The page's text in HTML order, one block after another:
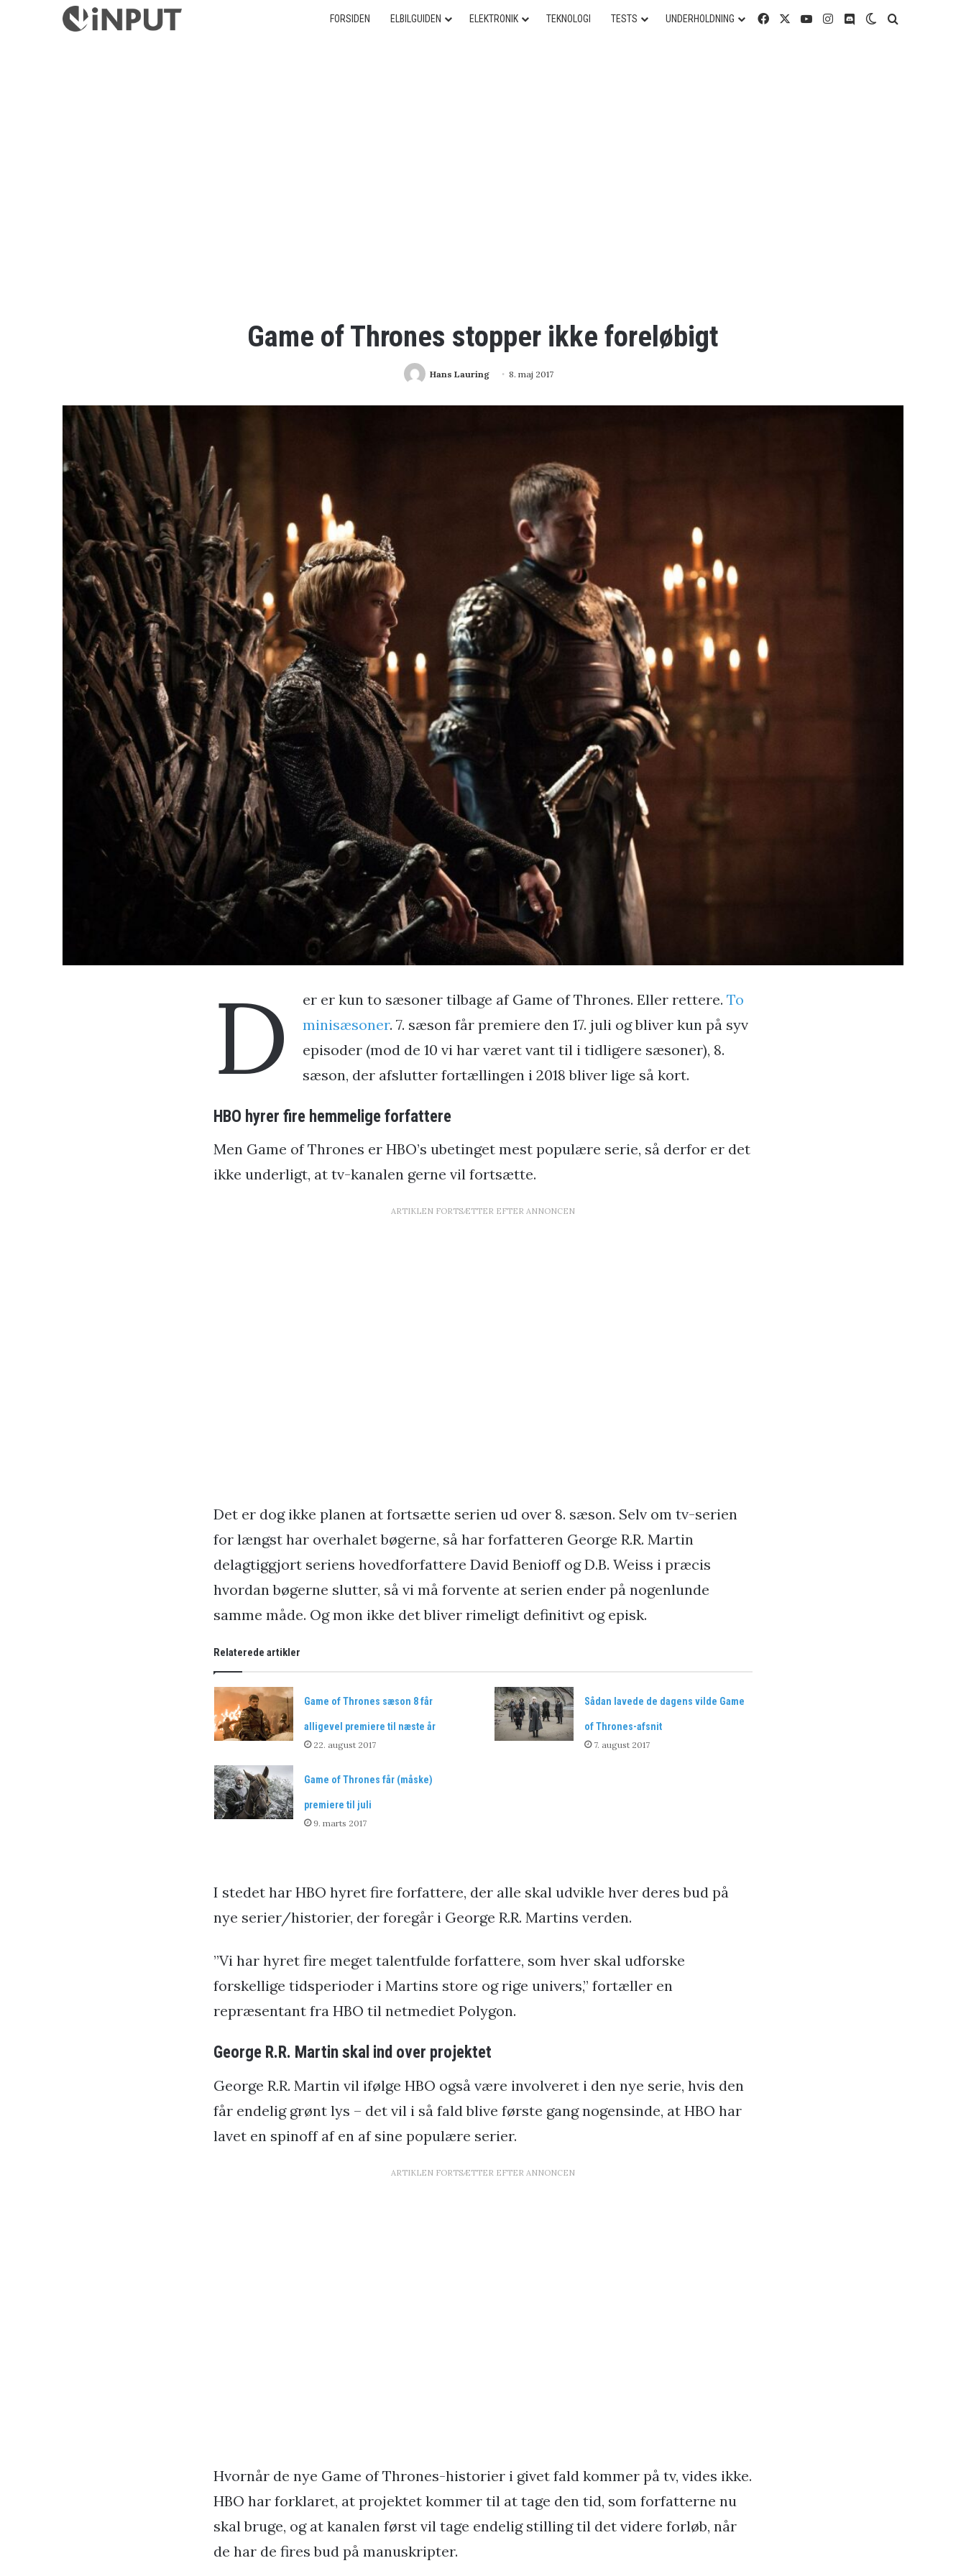
FORSIDEN ELBILGUIDEN ELEKTRONIK TEKNOLOGI TESTS UNDERHOLDNING Facebook YouTubeInstagram
DiscordSwitch skin
Game of Thrones stopper ikke foreløbigt
Hans Lauring 8. maj 2017
D er er kun to sæsoner tilbage af Game of Thrones. Eller rettere. To
minisæsoner. 7. sæson får premiere den 17. juli og bliver kun på syv
episoder (mod de 10 vi har været vant til i tidligere sæsoner), 8.
sæson, der afslutter fortællingen i 2018 bliver lige så kort.
HBO hyrer fire hemmelige forfattere
Men Game of Thrones er HBO’s ubetinget mest populære serie, så derfor er det
ikke underligt, at tv-kanalen gerne vil fortsætte.
ARTIKLEN FORTSÆTTER EFTER ANNONCEN
Det er dog ikke planen at fortsætte serien ud over 8. sæson. Selv om tv-serien
for længst har overhalet bøgerne, så har forfatteren George R.R. Martin
delagtiggjort seriens hovedforfattere David Benioff og D.B. Weiss i præcis
hvordan bøgerne slutter, så vi må forvente at serien ender på nogenlunde
samme måde. Og mon ikke det bliver rimeligt definitivt og episk.
Relaterede artikler
Game of Thrones sæson 8 får
alligevel premiere til næste år
22. august 2017
Sådan lavede de dagens vilde Game
of Thrones-afsnit
7. august 2017
Game of Thrones får (måske)
premiere til juli
9. marts 2017
I stedet har HBO hyret fire forfattere, der alle skal udvikle hver deres bud på
nye serier/historier, der foregår i George R.R. Martins verden.
”Vi har hyret fire meget talentfulde forfattere, som hver skal udforske
forskellige tidsperioder i Martins store og rige univers,” fortæller en
repræsentant fra HBO til netmediet Polygon.
George R.R. Martin skal ind over projektet
George R.R. Martin vil ifølge HBO også være involveret i den nye serie, hvis den
får endelig grønt lys – det vil i så fald blive første gang nogensinde, at HBO har
lavet en spinoff af en af sine populære serier.
ARTIKLEN FORTSÆTTER EFTER ANNONCEN
Hvornår de nye Game of Thrones-historier i givet fald kommer på tv, vides ikke.
HBO har forklaret, at projektet kommer til at tage den tid, som forfatterne nu
skal bruge, og at kanalen først vil tage endelig stilling til det videre forløb, når
de har de fires bud på manuskripter.